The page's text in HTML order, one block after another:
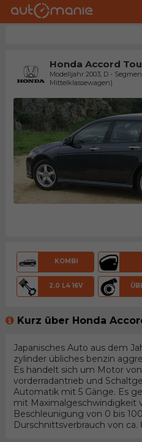
Honda Accord
Modelljahr 2003, D -
Mittelklassewagen)
KOMBI
2.0 L4 16V
Kurz über Honda
Japanisches Auto aus dem
zylinder übliches benzin
Es handelt sich um Motor
vorderradantrieb und
Automatik mit 5 Gänge. Es
mit Maximalgeschwindigkeit
Beschleunigung von 0 bis
Durschnittsverbrauch von